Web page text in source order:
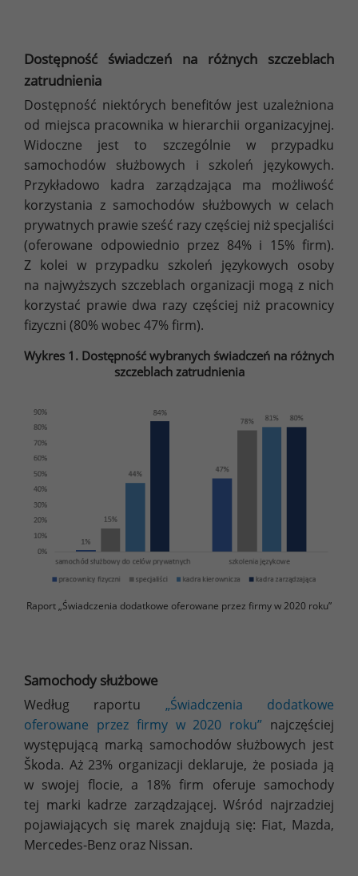
Dostępność świadczeń na różnych szczeblach
zatrudnienia
Dostępność niektórych benefitów jest uzależniona
od miejsca pracownika w hierarchii organizacyjnej.
Widoczne jest to szczególnie w przypadku
samochodów służbowych i szkoleń językowych.
Przykładowo kadra zarządzająca ma możliwość
korzystania z samochodów służbowych w celach
prywatnych prawie sześć razy częściej niż specjaliści
(oferowane odpowiednio przez 84% i 15% firm).
Z kolei w przypadku szkoleń językowych osoby
na najwyższych szczeblach organizacji mogą z nich
korzystać prawie dwa razy częściej niż pracownicy
fizyczni (80% wobec 47% firm).
Wykres 1. Dostępność wybranych świadczeń na różnych
szczeblach zatrudnienia
Raport „Świadczenia dodatkowe oferowane przez firmy w 2020 roku”
Samochody służbowe
Według raportu „Świadczenia dodatkowe
oferowane przez firmy w 2020 roku” najczęściej
występującą marką samochodów służbowych jest
Škoda. Aż 23% organizacji deklaruje, że posiada ją
w swojej flocie, a 18% firm oferuje samochody
tej marki kadrze zarządzającej. Wśród najrzadziej
pojawiających się marek znajdują się: Fiat, Mazda,
Mercedes-Benz oraz Nissan.